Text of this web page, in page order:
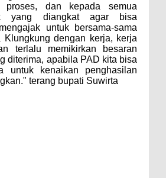
proses, dan kepada semua
yang diangkat agar bisa
untuk bersama-sama
Klungkung dengan kerja, kerja
terlalu memikirkan besaran
diterima, apabila PAD kita bisa
untuk kenaikan penghasilan
terang bupati Suwirta